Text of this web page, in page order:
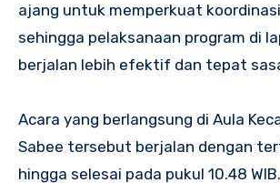
ajang untuk memperkuat
sehingga pelaksanaan program di
berjalan lebih efektif dan tepat
Acara yang berlangsung di Aula
Sabee tersebut berjalan dengan
hingga selesai pada pukul 10.48